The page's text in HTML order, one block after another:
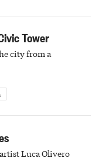
Tower
city from a
Luca Olivero